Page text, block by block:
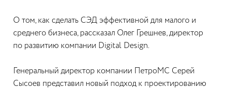
О том, как сделать СЭД эффективной для малого и
среднего бизнеса, рассказал Олег Грешнев, директор
по развитию компании Digital Design.
Генеральный директор компании ПетроМС Серей
Сысоев представил новый подход к проектированию